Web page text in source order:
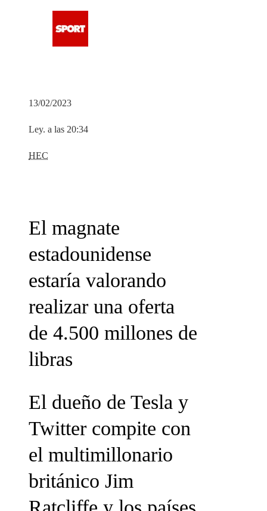
13/02/2023
Ley. a las 20:34
HEC
El magnate
estadounidense
estaría valorando
realizar una oferta
de 4.500 millones de
libras
El dueño de Tesla y
Twitter compite con
el multimillonario
británico Jim